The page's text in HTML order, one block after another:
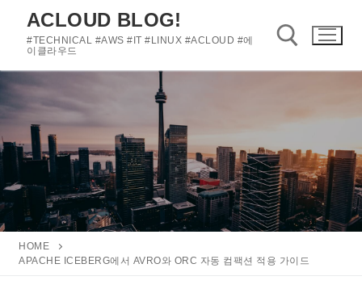
로
로
기
ACLOUD BLOG!
#TECHNICAL #AWS #IT #LINUX #ACLOUD #에
이클라우드
HOME
APACHE ICEBERG에서 AVRO와 ORC 자동 컴팩션 적용 가이드